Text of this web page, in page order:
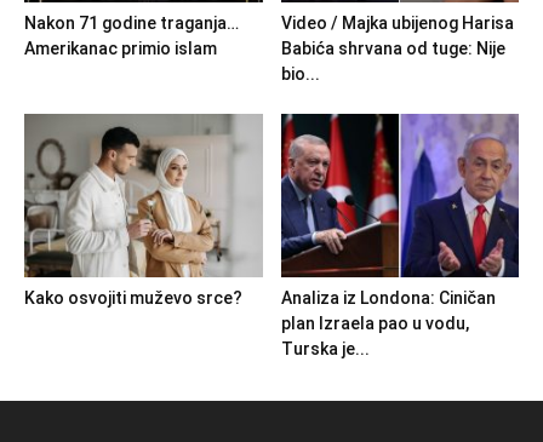
Nakon 71 godine traganja…
Amerikanac primio islam
Video / Majka ubijenog Harisa
Babića shrvana od tuge: Nije
bio...
Kako osvojiti muževo srce?
Analiza iz Londona: Ciničan
plan Izraela pao u vodu,
Turska je...